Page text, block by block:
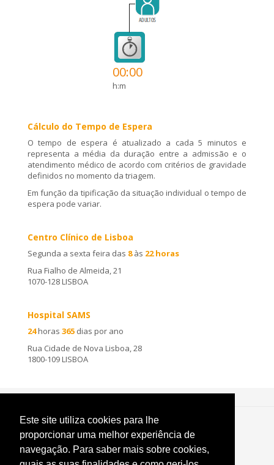
Este site utiliza cookies para lhe
proporcionar uma melhor experiência de
navegação. Para saber mais sobre cookies,
00:00
h:m
Cálculo do Tempo de Espera
O tempo de espera é atualizado a cada 5 minutos e
representa a média da duração entre a admissão e o
atendimento médico de acordo com critérios de gravidade
definidos no momento da triagem.
Em função da tipificação da situação individual o tempo de
espera pode variar.
Centro Clínico de Lisboa
Segunda a sexta feira das 8às 22 horas
Rua Fialho de Almeida, 21
1070-128 LISBOA
Hospital SAMS
24horas 365 dias por ano
Rua Cidade de Nova Lisboa, 28
1800-109 LISBOA
Área reservada a profissionais
Política de Privacidade|Termos e Condições| Política de cookies
Livro de Reclamações